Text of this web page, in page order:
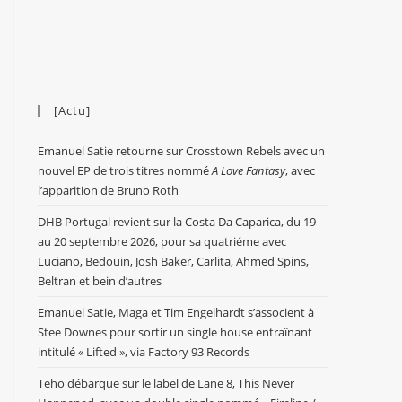
[Actu]
Emanuel Satie retourne sur Crosstown Rebels avec un
nouvel EP de trois titres nomméA Love Fantasy, avec
l’apparition de Bruno Roth
DHB Portugal revient sur la Costa Da Caparica, du 19
au 20 septembre 2026, pour sa quatriéme avec
Luciano, Bedouin, Josh Baker, Carlita, Ahmed Spins,
Beltran et bein d’autres
Emanuel Satie, Maga et Tim Engelhardt s’associent à
Stee Downes pour sortir un single house entraînant
intitulé « Lifted », via Factory 93 Records
Teho débarque sur le label de Lane 8, This Never